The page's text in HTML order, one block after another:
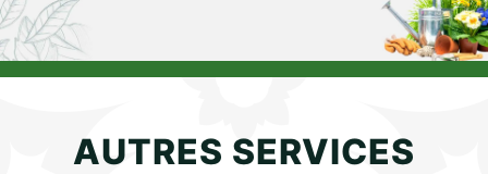
AUTRES SERVICES